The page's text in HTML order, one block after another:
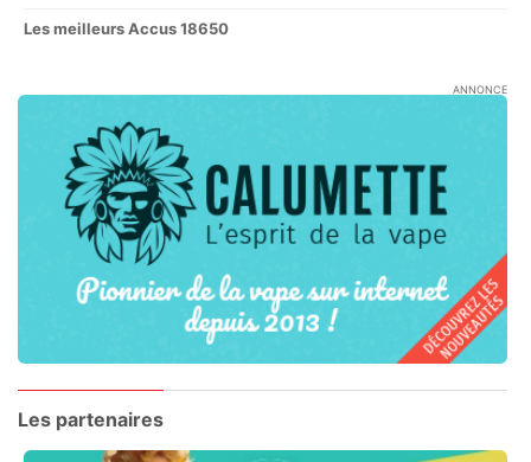
Les meilleurs Accus 18650
ANNONCE
Les partenaires